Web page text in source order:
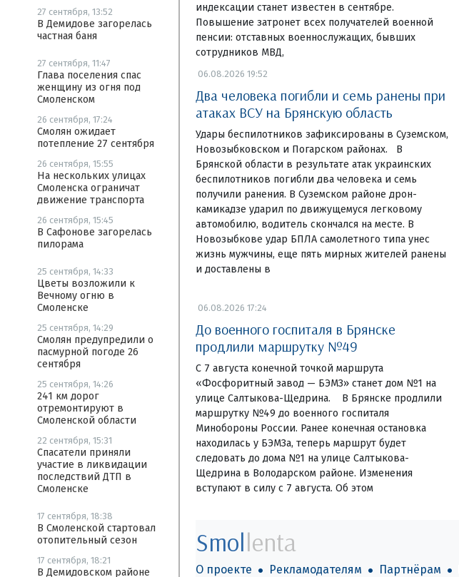
27 сентября, 13:52
В Демидове загорелась
частная баня
27 сентября, 11:47
Глава поселения спас
женщину из огня под
Смоленском
26 сентября, 17:24
Смолян ожидает
потепление 27 сентября
26 сентября, 15:55
На нескольких улицах
Смоленска ограничат
движение транспорта
26 сентября, 15:45
В Сафонове загорелась
пилорама
25 сентября, 14:33
Цветы возложили к
Вечному огню в
Смоленске
25 сентября, 14:29
Смолян предупредили о
пасмурной погоде 26
сентября
25 сентября, 14:26
241 км дорог
отремонтируют в
Смоленской области
22 сентября, 15:31
Спасатели приняли
участие в ликвидации
последствий ДТП в
Смоленске
17 сентября, 18:38
В Смоленской стартовал
отопительный сезон
17 сентября, 18:21
В Демидовском районе
индексации станет известен в сентябре.
Повышение затронет всех получателей военной
пенсии: отставных военнослужащих, бывших
сотрудников МВД,
06.08.2026 19:52
Два человека погибли и семь ранены при
атаках ВСУ на Брянскую область
Удары беспилотников зафиксированы в Суземском,
Новозыбковском и Погарском районах. В
Брянской области в результате атак украинских
беспилотников погибли два человека и семь
получили ранения. В Суземском районе дрон-
камикадзе ударил по движущемуся легковому
автомобилю, водитель скончался на месте. В
Новозыбкове удар БПЛА самолетного типа унес
жизнь мужчины, еще пять мирных жителей ранены
и доставлены в
06.08.2026 17:24
До военного госпиталя в Брянске
продлили маршрутку №49
С 7 августа конечной точкой маршрута
«Фосфоритный завод — БЭМЗ» станет дом №1 на
улице Салтыкова-Щедрина. В Брянске продлили
маршрутку №49 до военного госпиталя
Минобороны России. Ранее конечная остановка
находилась у БЭМЗа, теперь маршрут будет
следовать до дома №1 на улице Салтыкова-
Щедрина в Володарском районе. Изменения
вступают в силу с 7 августа. Об этом
Smollenta
О проекте Рекламодателям Партнёрам